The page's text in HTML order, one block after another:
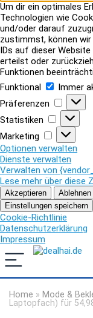
Um dir ein optimales
Technologien wie
und/oder darauf
zustimmst, können
IDs auf dieser Website
erteilst oder
Funktionen
Funktional
Immer
Präferenzen
Statistiken
Marketing
Marketing
Optionen verwalten
Dienste verwalten
Verwalten von
Lese mehr über diese
Akzeptieren Ablehnen
Einstellungen speichern
Cookie-Richtlinie
Datenschutzerklärung
Impressum
Home » Mode &
Laptopfach) für